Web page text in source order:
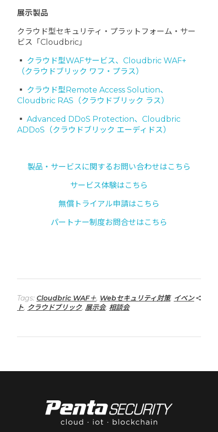
展示製品
クラウド型セキュリティ・プラットフォーム・サー
ビス「Cloudbric」
▪ クラウド型WAFサービス、Cloudbric WAF+
（クラウドブリック ワフ・プラス）
▪ クラウド型Remote Access Solution、
Cloudbric RAS（クラウドブリック ラス）
▪ Advanced DDoS Protection、Cloudbric
ADDoS（クラウドブリック エーディドス）
製品・サービスに関するお問い合わせはこちら
サービス体験はこちら
無償トライアル申請はこちら
パートナー制度お問合せはこちら
Tags: Cloudbric WAF＋, Webセキュリティ対策, イベン
ト, クラウドブリック, 展示会, 相談会